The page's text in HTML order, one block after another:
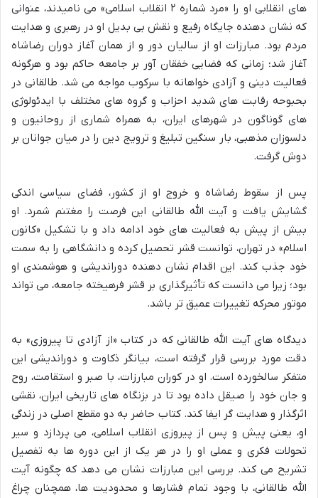
های انقلابی او را «مرد شماره ۲ انقلاب اسلامی» می نامیدند، عنوانی
که نشان دهنده جایگاه رفیع و نقش بی بدیل او در رهبری و هدایت
مردم بود. مبارزات او از سالیان دور و از همان آغاز دوران رضاشاه
آغاز شد؛ زمانی که فضایی خفقان آور بر جامعه حاکم بود و هرگونه
فعالیت دینی و آزادی خواهانه با سرکوب مواجه می شد. طالقانی در
بحبوحه رقابت های شدید احزاب و گروه های مختلف با ایدئولوژی
های گوناگون در شهرهای ایران، به همراه شماری از روحانیون و
دلسوزان مذهبی، بار سنگین تبلیغ و ترویج دین را در میان جوانان بر
دوش گرفت.
پس از سقوط رضاشاه و خروج او از کشور، فضای سیاسی اندکی
گشایش یافت و آیت الله طالقانی این فرصت را مغتنم شمرد. او
بیش از پیش به فعالیت های خود ادامه داد و با تشکیل «کانون
اسلام» در تهران، توانست قشر تحصیل کرده و دانشگاهی را به سمت
خود جذب کند. این اقدام نشان دهنده دوراندیشی و هوشمندی او
بود؛ زیرا می دانست که تأثیرگذاری بر قشر فرهیخته جامعه، می تواند
موتور محرکه تغییرات عمیق تر باشد.
دیدگاه های آیت الله طالقانی که در کتاب «از آزادی تا پیروزی» به
دقت مورد بررسی قرار گرفته است، بیانگر ذکاوت و دوراندیشی این
متفکر سالخورده است. او در کوران مبارزات، با صبر و استقامت، روح
و جان خود را صیقل داده بود تا در بزنگاه های تاریخی ایران، نقشی
اثرگذار و هدایت گر ایفا کند. کتاب حاضر به دو مقطع اصلی در زندگی
او، یعنی پیش و پس از پیروزی انقلاب اسلامی، می پردازد و سیر
تحولات فکری و عملی او را در هر یک از این دوره ها به تفصیل
تشریح می کند. بررسی این مبارزات نشان می دهد که چگونه آیت
الله طالقانی، با وجود تمام فشارها و محدودیت ها، همچنان چراغ